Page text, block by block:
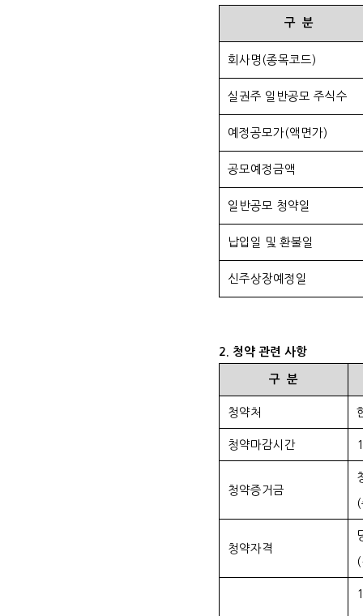
구 분
회사명 (종목코드)
실권주 일반공모 주식수
예정공모가(액면가)
공모예정금액
일반공모 청약일
납입일 및 환불일
신주상장예정일
2. 청약 관련 사항
구 분
청약처
청약마감시간
청약증거금
(
청약자격
(